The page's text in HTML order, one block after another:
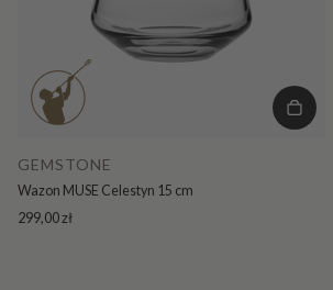
GEMSTONE
Wazon MUSE Celestyn 15 cm
299,00 zł